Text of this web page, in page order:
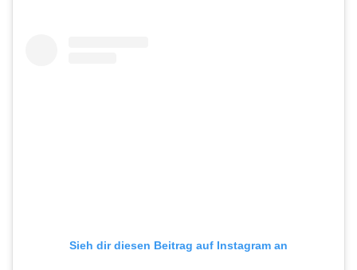
Sieh dir diesen Beitrag auf Instagram an